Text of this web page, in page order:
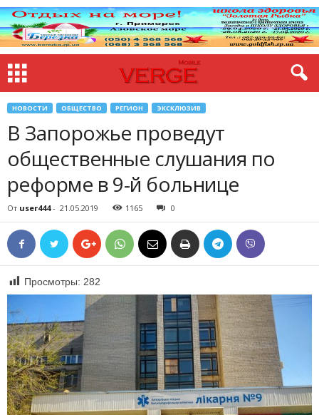
НОВОСТИ ОБЩЕСТВО РЕГИОН ЭКСКЛЮЗИВ
В Запорожье проведут
общественные слушания по
реформе в 9-й больнице
От user444- 21.05.2019 1165 0
Просмотры: 282